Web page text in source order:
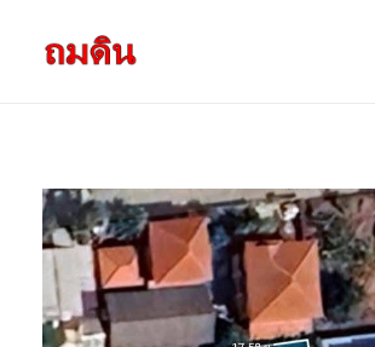
ผลงานถมดิน
ข้อมูลการถมดิน